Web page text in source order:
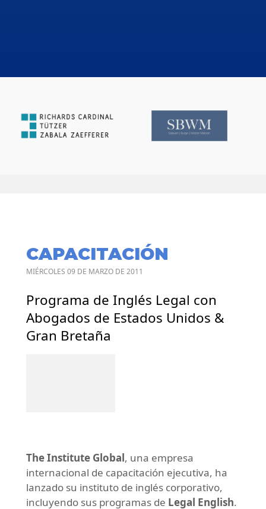
CAPACITACIÓN
MIÉRCOLES 09 DE MARZO DE 2011
Programa de Inglés Legal con
Abogados de Estados Unidos &
Gran Bretaña
The Institute Global, una empresa
internacional de capacitación ejecutiva, ha
lanzado su instituto de inglés corporativo,
incluyendo sus programas de Legal English.